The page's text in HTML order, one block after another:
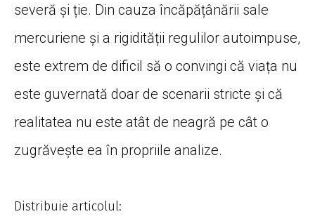
severă și ție. Din cauza încăpățânării sale
mercuriene și a rigidității regulilor autoimpuse,
este extrem de dificil să o convingi că viața nu
este guvernată doar de scenarii stricte și că
realitatea nu este atât de neagră pe cât o
zugrăvește ea în propriile analize.
Distribuie articolul: